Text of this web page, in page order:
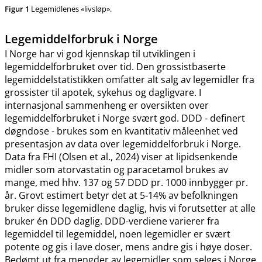
Figur 1 Legemidlenes «livsløp».
Legemiddelforbruk i Norge
I Norge har vi god kjennskap til utviklingen i
legemiddelforbruket over tid. Den grossistbaserte
legemiddelstatistikken omfatter alt salg av legemidler fra
grossister til apotek, sykehus og dagligvare. I
internasjonal sammenheng er oversikten over
legemiddelforbruket i Norge svært god. DDD - definert
døgndose - brukes som en kvantitativ måleenhet ved
presentasjon av data over legemiddelforbruk i Norge.
Data fra FHI (Olsen et al., 2024) viser at lipidsenkende
midler som atorvastatin og paracetamol brukes av
mange, med hhv. 137 og 57 DDD pr. 1000 innbygger pr.
år. Grovt estimert betyr det at 5-14% av befolkningen
bruker disse legemidlene daglig, hvis vi forutsetter at alle
bruker én DDD daglig. DDD-verdiene varierer fra
legemiddel til legemiddel, noen legemidler er svært
potente og gis i lave doser, mens andre gis i høye doser.